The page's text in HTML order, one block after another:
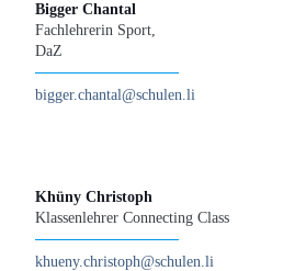
Bigger Chantal
Fachlehrerin Sport,
DaZ
bigger.chantal@schulen.li
Khüny Christoph
Klassenlehrer Connecting Class
khueny.christoph@schulen.li